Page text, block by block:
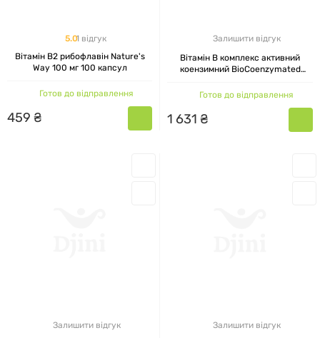
5.01 відгук
Вітамін В2 рибофлавін Nature's
Way 100 мг 100 капсул
Готов до відправлення
459 ₴
Залишити відгук
Вітамін В комплекс активний
коензимний BioCoenzymated
120 капсул
Готов до відправлення
1 631 ₴
Залишити відгук
Залишити відгук